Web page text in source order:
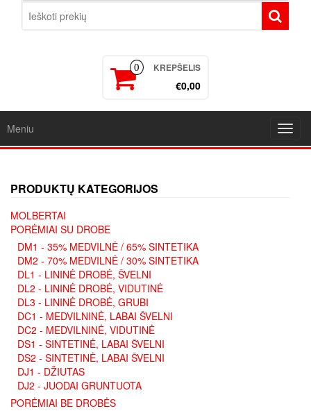
0 KREPŠELIS
€0,00
Meniu
PRODUKTŲ KATEGORIJOS
MOLBERTAI
PORĖMIAI SU DROBE
DM1 - 35% MEDVILNĖ / 65% SINTETIKA
DM2 - 70% MEDVILNĖ / 30% SINTETIKA
DL1 - LININĖ DROBĖ, ŠVELNI
DL2 - LININĖ DROBĖ, VIDUTINĖ
DL3 - LININĖ DROBĖ, GRUBI
DC1 - MEDVILNINĖ, LABAI ŠVELNI
DC2 - MEDVILNINĖ, VIDUTINĖ
DS1 - SINTETINĖ, LABAI ŠVELNI
DS2 - SINTETINĖ, LABAI ŠVELNI
DJ1 - DŽIUTAS
DJ2 - JUODAI GRUNTUOTA
PORĖMIAI BE DROBĖS